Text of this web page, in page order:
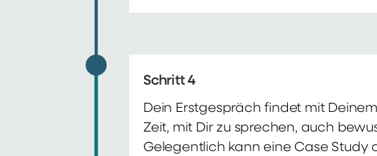
Schritt 4
Dein Erstgespräch findet mit
Zeit, mit Dir zu sprechen, auch
Gelegentlich kann eine Case Study